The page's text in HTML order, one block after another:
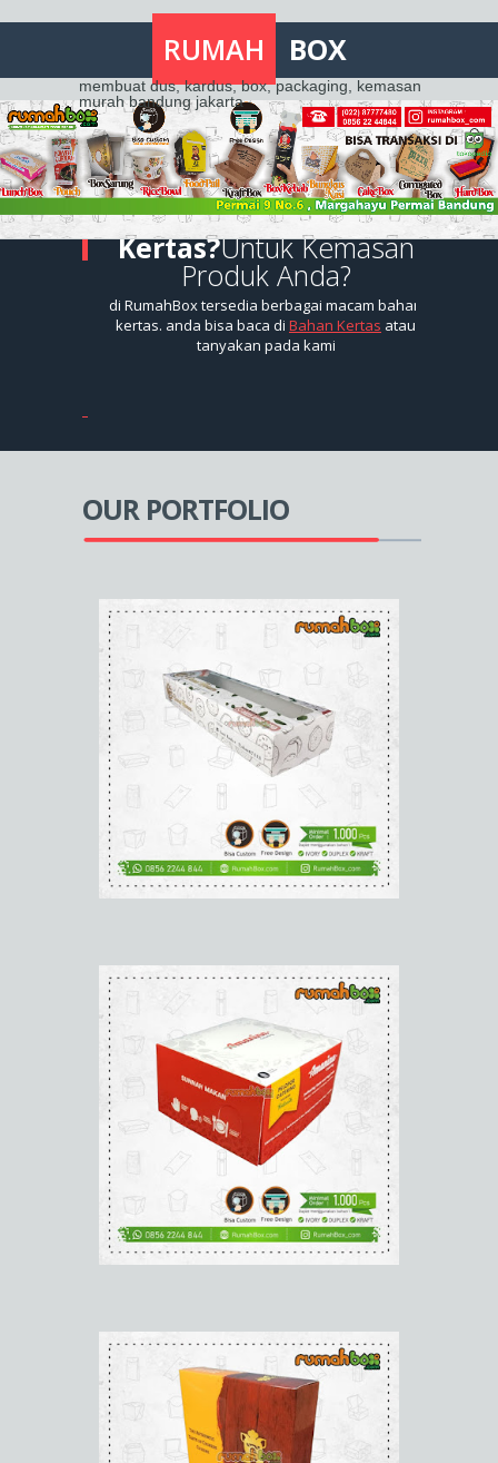
RUMAH BOX
membuat dus, kardus, box, packaging, kemasan
murah bandung jakarta
Mencari kemasan
murah?Tapi tidak
Murahan
Membuat Kemasan
RumahBox
terbaik sehingga kuat kokoh dan ramah
lingkungan.
Mencari Kemasan
Makanan?Bingung
dengan desainya :)
Anda tidak perlu ragu, tanyakan pada kami apa
yang Anda perlukan. kami akan siap membantu.
Bingung dengan Bahan
di RumahBox tersedia berbagai macam bahan
kertas. anda bisa baca di
Bahan Kertas atau
tanyakan pada kami
OUR PORTFOLIO